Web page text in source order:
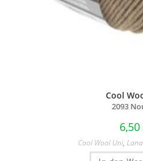
Cool
2093
6,50
Cool Wool Uni,